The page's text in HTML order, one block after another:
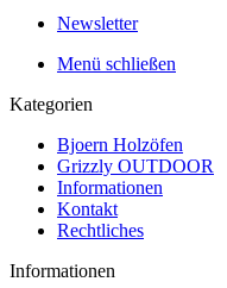
Newsletter
Menü schließen
Kategorien
Bjoern Holzöfen
Grizzly OUTDOOR
Informationen
Kontakt
Rechtliches
Informationen